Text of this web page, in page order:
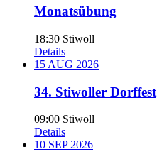
Monatsübung
18:30 Stiwoll
Details
15 AUG 2026
34. Stiwoller Dorffest
09:00 Stiwoll
Details
10 SEP 2026